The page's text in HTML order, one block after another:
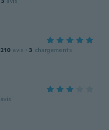
210 avis · 3 chargements
avis